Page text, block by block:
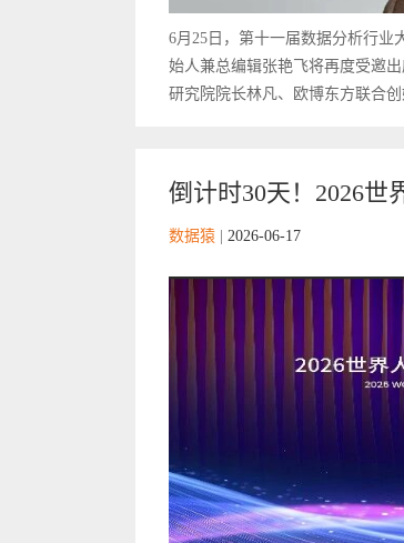
6月25日，第十一届数据分析行业
始人兼总编辑张艳飞将再度受邀
研究院院长林凡、欧博东方联合
倒计时30天！2026世
数据猿 2026-06-17